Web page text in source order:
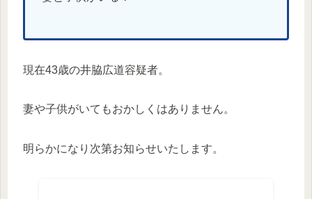
現在43歳の井脇広道容疑者。
妻や子供がいてもおかしくはありません。
明らかになり次第お知らせいたします。